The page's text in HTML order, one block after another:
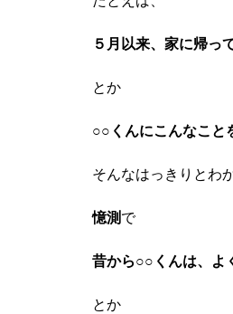
５月以来、家に帰っ
とか
○○くんにこんなこと
そんなはっきりとわ
憶測 で
昔から○○くんは、よ
とか